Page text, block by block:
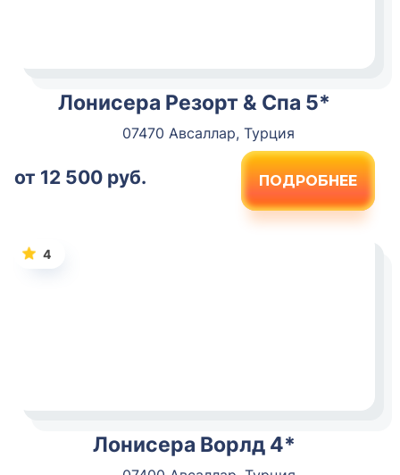
Лонисера Резорт & Спа 5*
07470 Авсаллар, Турция
от 12 500 руб. ПОДРОБНЕЕ
4
Лонисера Ворлд 4*